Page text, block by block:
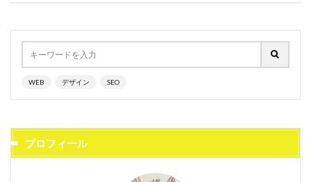
WEB デザイン SEO
プロフィール